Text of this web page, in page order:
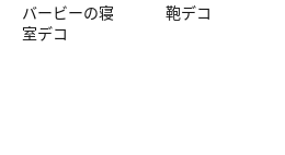
バービーの寝
室デコ
鞄デコ